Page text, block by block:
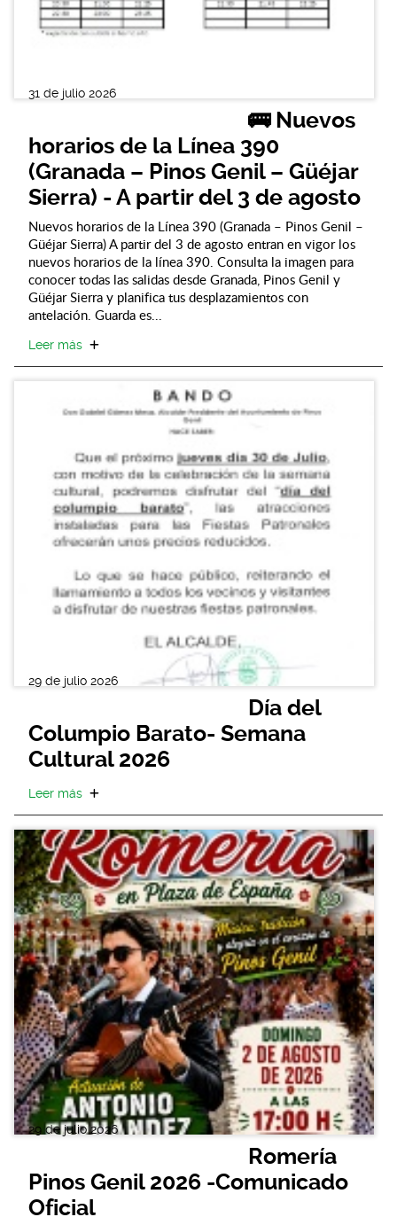
31 de julio 2026
🚌 Nuevos
horarios de la Línea 390
(Granada – Pinos Genil – Güéjar
Sierra) - A partir del 3 de agosto
Nuevos horarios de la Línea 390 (Granada – Pinos Genil –
Güéjar Sierra) A partir del 3 de agosto entran en vigor los
nuevos horarios de la línea 390. Consulta la imagen para
conocer todas las salidas desde Granada, Pinos Genil y
Güéjar Sierra y planifica tus desplazamientos con
antelación. Guarda es...
Leer más
29 de julio 2026
Día del
Columpio Barato- Semana
Cultural 2026
Leer más
29 de julio 2026
Romería
Pinos Genil 2026 -Comunicado
Oficial